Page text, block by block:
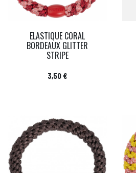
ELASTIQUE CORAL
BORDEAUX GLITTER
STRIPE
Prix
3,50 €